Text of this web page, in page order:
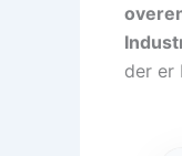
der er